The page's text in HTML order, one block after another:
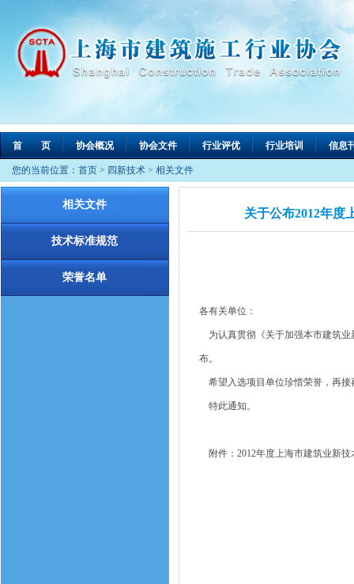
首 页 协会概况 协会文件 行业评优 行业培训 信息
您的当前位置： 首页 > 四新技术 > 相关文件
相关文件
技术标准规范
荣誉名单
关于公布2012年度
各有关单位：
为认真贯彻《关于加强本市建筑业
布。
希望入选项目单位珍惜荣誉，再接
特此通知。
附件：2012年度上海市建筑业新技